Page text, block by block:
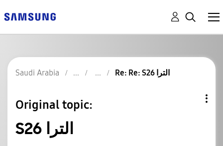
Saudi Arabia Re: Re: S26 الترا
Original topic:
S26 الترا